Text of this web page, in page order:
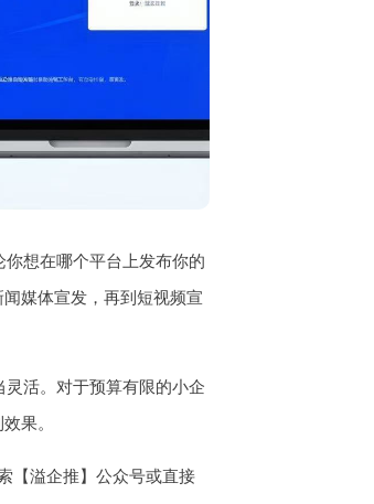
想在哪个平台上发布你的
媒体宣发，再到短视频宣
活。对于预算有限的小企
果。
【溢企推】公众号或直接